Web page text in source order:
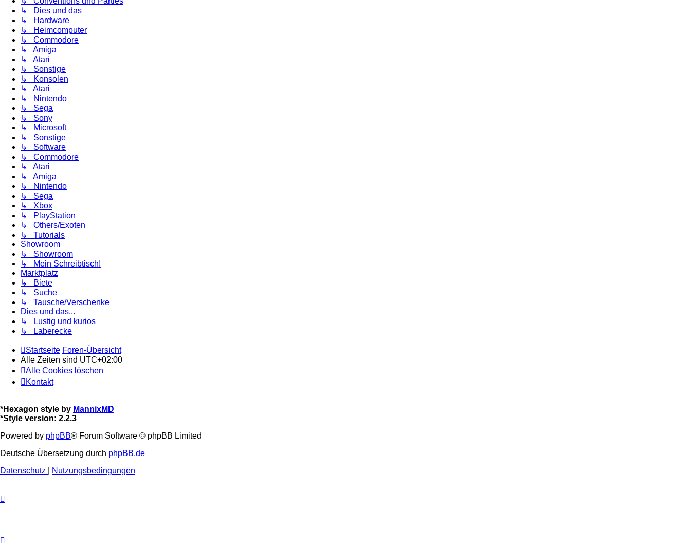
↳ Dies und das
↳ Hardware
↳ Heimcomputer
↳ Commodore
↳ Amiga
↳ Atari
↳ Sonstige
↳ Konsolen
↳ Atari
↳ Nintendo
↳ Sega
↳ Sony
↳ Microsoft
↳ Sonstige
↳ Software
↳ Commodore
↳ Atari
↳ Amiga
↳ Nintendo
↳ Sega
↳ Xbox
↳ PlayStation
↳ Others/Exoten
↳ Tutorials
Showroom
↳ Showroom
↳ Mein Schreibtisch!
Marktplatz
↳ Biete
↳ Suche
↳ Tausche/Verschenke
Dies und das...
↳ Lustig und kurios
↳ Laberecke
Startseite Foren-Übersicht
Alle Zeiten sind UTC+02:00
Alle Cookies löschen
Kontakt
*Hexagon style by MannixMD
*Style version: 2.2.3
Powered by phpBB® Forum Software © phpBB Limited
Deutsche Übersetzung durch phpBB.de
Datenschutz
Nutzungsbedingungen